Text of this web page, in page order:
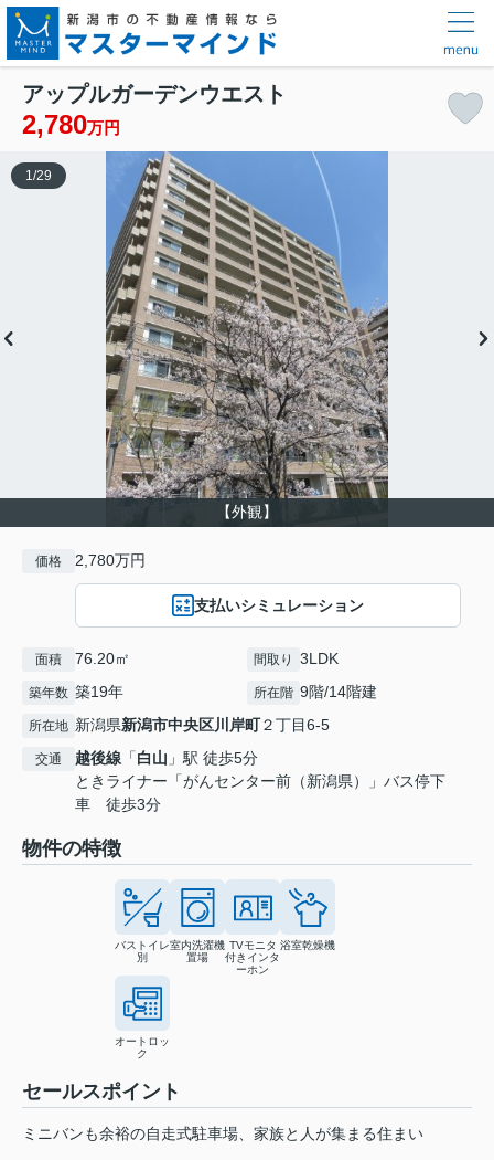
アップルガーデンウエスト
2,780万円
【外観】
1 /29
価格 2,780万円
支払いシミュレーション
面積 76.20㎡ 間取り 3LDK
築年数 築19年 所在階 9階/14階建
所在地 新潟県新潟市中央区川岸町２丁目6-5
交通 越後線 「白山 」駅 徒歩5分
ときライナー「がんセンター前（新潟県）」バス停下
車 徒歩3分
物件の特徴
バストイレ
別
室内洗濯機
置場
TVモニタ
付きインタ
ーホン
浴室乾燥機
オートロッ
ク
セールスポイント
ミニバンも余裕の自走式駐車場、家族と人が集まる住まい